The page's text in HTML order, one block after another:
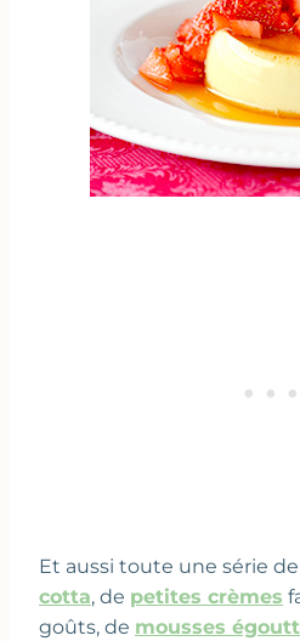
Et aussi toute une série
cotta, de petites crèmes
goûts, de mousses